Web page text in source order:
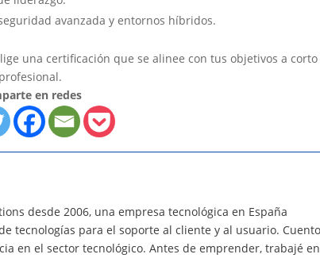
avanzada y entornos híbridos.
una certificación que se alinee con tus objetivos a corto
en redes
desde 2006, una empresa tecnológica en España
tecnologías para el soporte al cliente y al usuario.
en el sector tecnológico. Antes de emprender, trabajé en